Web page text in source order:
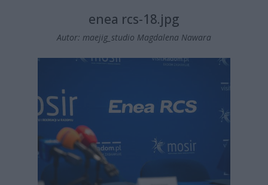
enea rcs-18.jpg
Autor: maejig_studio Magdalena Nawara